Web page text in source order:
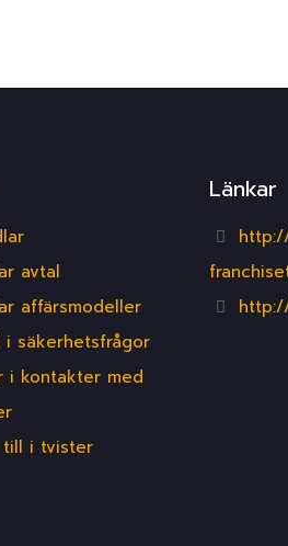
avtal
affärsmodeller
i säkerhetsfrågor
i kontakter med
till i tvister
Länkar